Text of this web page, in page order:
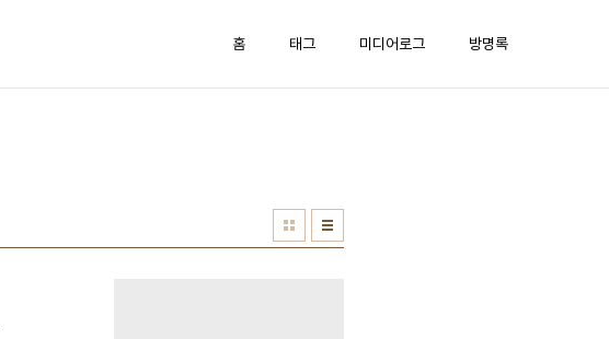
홈 태그 미디어로그 방명록